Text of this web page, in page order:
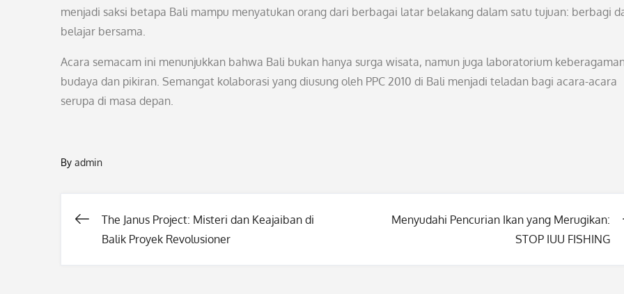
menjadi saksi betapa Bali mampu menyatukan orang dari berbagai latar belakang dalam satu tujuan: berbagi
belajar bersama.
Acara semacam ini menunjukkan bahwa Bali bukan hanya surga wisata, namun juga laboratorium
budaya dan pikiran. Semangat kolaborasi yang diusung oleh PPC 2010 di Bali menjadi teladan bagi acara-acara
serupa di masa depan.
By admin
Post
The Janus Project: Misteri dan Keajaiban di
Balik Proyek Revolusioner
Menyudahi Pencurian Ikan yang Merugikan:
STOP IUU FISHING